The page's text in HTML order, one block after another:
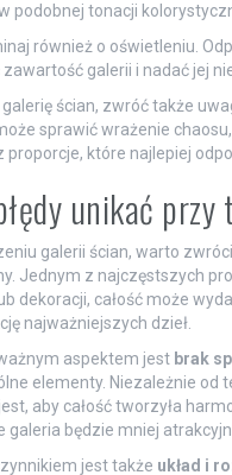
podobnej tonacji
również o oświetleniu.
galerii i nadać jej
ścian, zwróć także
sprawić wrażenie
proporcje, które najlepiej
unikać
galerii ścian, warto
Jednym z najczęstszych
dekoracji, całość może
najważniejszych dzieł.
aspektem jest brak
elementy. Niezależnie od
aby całość tworzyła
galeria będzie mniej
jest także układ i